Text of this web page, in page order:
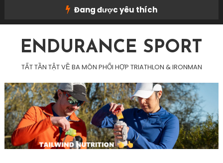
Đang được yêu thích
ENDURANCE SPORT
TẤT TẦN TẬT VỀ BA MÔN PHỐI HỢP TRIATHLON & IRONMAN